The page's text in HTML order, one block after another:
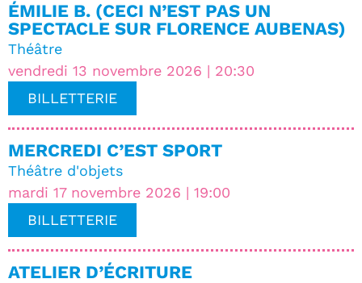
vendredi 13 novembre 2026 | 20:30
ÉMILIE B. (CECI N’EST PAS UN
SPECTACLE SUR FLORENCE AUBENAS)
Théâtre
BILLETTERIE
mardi 17 novembre 2026 | 19:00
MERCREDI C’EST SPORT
Théâtre d'objets
BILLETTERIE
ATELIER D’ÉCRITURE